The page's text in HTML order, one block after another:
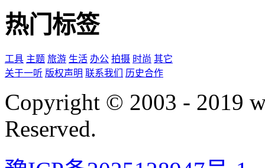
热门标签
工具 主题 旅游 生活 办公 拍摄 时尚 其它
关于一听 版权声明 联系我们 历史合作
Copyright © 2003 - 2019
Reserved.